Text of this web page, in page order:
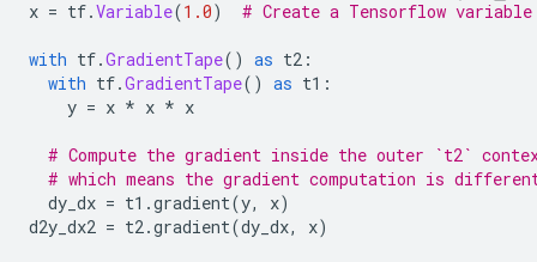
x = tf.Variable(1.0) # Create a Tensorflow
with tf.GradientTape() as t2 :
with tf.GradientTape() as t1 :
y = x * x * x
# Compute the gradient inside the outer `t2`
# which means the gradient computation is
dy_dx = t1 .gradient(y, x)
d2y_dx2 = t2.gradient(dy_dx, x)